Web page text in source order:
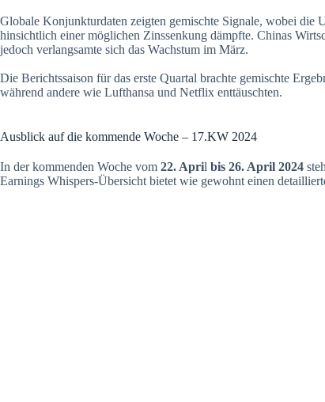
Globale Konjunkturdaten zeigten gemischte Signale, wobei die
hinsichtlich einer möglichen Zinssenkung dämpfte. Chinas
jedoch verlangsamte sich das Wachstum im März.
Die Berichtssaison für das erste Quartal brachte gemischte
während andere wie Lufthansa und Netflix enttäuschten.
Ausblick auf die kommende Woche – 17.KW 2024
In der kommenden Woche vom 22. April bis 26. April 2024
Earnings Whispers-Übersicht bietet wie gewohnt einen